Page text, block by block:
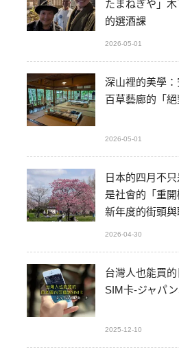
たまねぎや」
的選酒課
2026-05-01
深山裡的美學
百草藝廊的「絕
2026-05-01
日本的四月不
是社會的「重
新年度的街頭
2026-04-30
台灣人也能買
SIM卡-ジャパ
2025-12-10